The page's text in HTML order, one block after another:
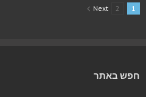
1
2
Next
חפש באתר